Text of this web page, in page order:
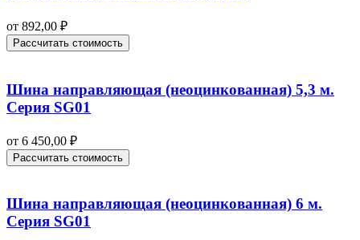
от 892,00 ₽
Рассчитать стоимость
Шина направляющая (неоцинкованная) 5,3 м.
Серия SG01
от 6 450,00 ₽
Рассчитать стоимость
Шина направляющая (неоцинкованная) 6 м.
Серия SG01